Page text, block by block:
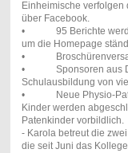
Einheimische verfolgen
über Facebook.
• 95 Berichte werden
um die Homepage
•
• Sponsoren aus
Schulausbildung von
• Neue Physio-
Kinder werden
Patenkinder vorbildlich.
- Karola betreut die
die seit Juni das